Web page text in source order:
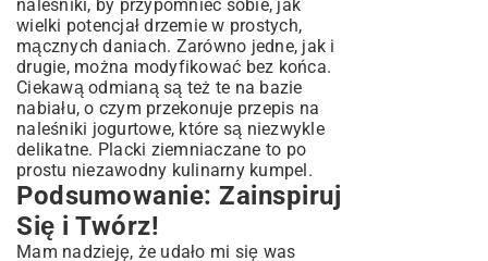
naleśniki, by przypomnieć sobie, jak
wielki potencjał drzemie w prostych,
mącznych daniach. Zarówno jedne, jak i
drugie, można modyfikować bez końca.
Ciekawą odmianą są też te na bazie
nabiału, o czym przekonuje przepis na
naleśniki jogurtowe, które są niezwykle
delikatne. Placki ziemniaczane to po
prostu niezawodny kulinarny kumpel.
Podsumowanie: Zainspiruj
Się i Twórz!
Mam nadzieję, że udało mi się was